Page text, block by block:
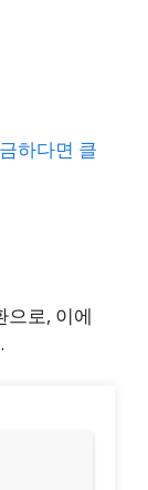
하다면 클
으로, 이에